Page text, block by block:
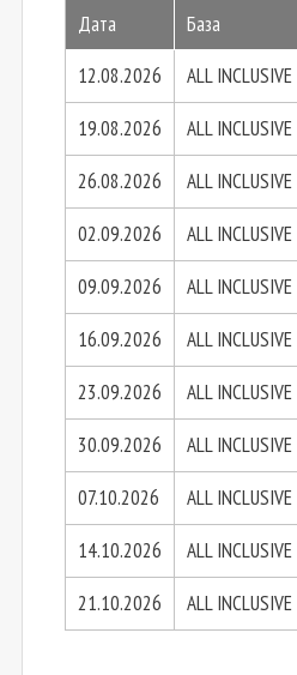
Дата
База
12.08.2026
ALL INCLUSIVE
19.08.2026
ALL INCLUSIVE
26.08.2026
ALL INCLUSIVE
02.09.2026
ALL INCLUSIVE
09.09.2026
ALL INCLUSIVE
16.09.2026
ALL INCLUSIVE
23.09.2026
ALL INCLUSIVE
30.09.2026
ALL INCLUSIVE
07.10.2026
ALL INCLUSIVE
14.10.2026
ALL INCLUSIVE
21.10.2026
ALL INCLUSIVE